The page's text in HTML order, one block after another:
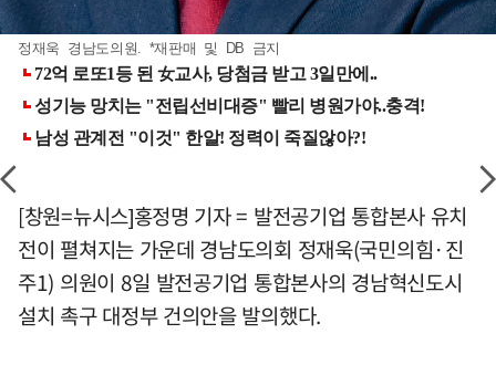
정재욱 경남도의원. *재판매 및 DB 금지
[창원=뉴시스]홍정명 기자 = 발전공기업 통합본사 유치
전이 펼쳐지는 가운데 경남도의회 정재욱(국민의힘·진
주1) 의원이 8일 발전공기업 통합본사의 경남혁신도시
설치 촉구 대정부 건의안을 발의했다.